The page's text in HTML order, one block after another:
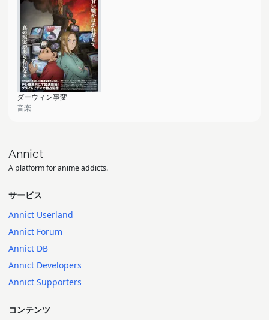
ダーウィン事変
音楽
Annict
A platform for anime addicts.
サービス
Annict Userland
Annict Forum
Annict DB
Annict Developers
Annict Supporters
コンテンツ